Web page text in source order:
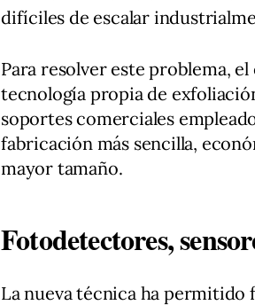
difíciles de escalar
Para resolver este problema,
tecnología propia de
soportes comerciales
fabricación más sencilla,
mayor tamaño.
Fotodetectores,
La nueva técnica ha